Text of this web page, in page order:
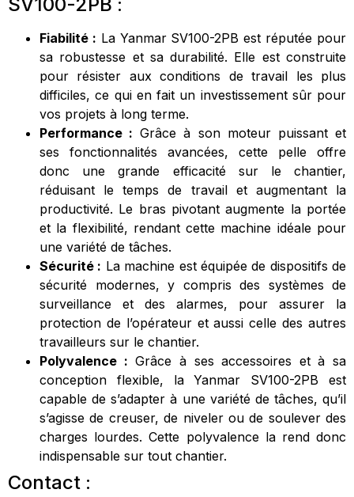
Fiabilité : La Yanmar SV100-2PB est réputée pour
sa robustesse et sa durabilité. Elle est construite
pour résister aux conditions de travail les plus
difficiles, ce qui en fait un investissement sûr pour
vos projets à long terme.
Performance : Grâce à son moteur puissant et
ses fonctionnalités avancées, cette pelle offre
donc une grande efficacité sur le chantier,
réduisant le temps de travail et augmentant la
productivité. Le bras pivotant augmente la portée
et la flexibilité, rendant cette machine idéale pour
une variété de tâches.
Sécurité : La machine est équipée de dispositifs de
sécurité modernes, y compris des systèmes de
surveillance et des alarmes, pour assurer la
protection de l’opérateur et aussi celle des autres
travailleurs sur le chantier.
Polyvalence : Grâce à ses accessoires et à sa
conception flexible, la Yanmar SV100-2PB est
capable de s’adapter à une variété de tâches, qu’il
s’agisse de creuser, de niveler ou de soulever des
charges lourdes. Cette polyvalence la rend donc
indispensable sur tout chantier.
Contact :